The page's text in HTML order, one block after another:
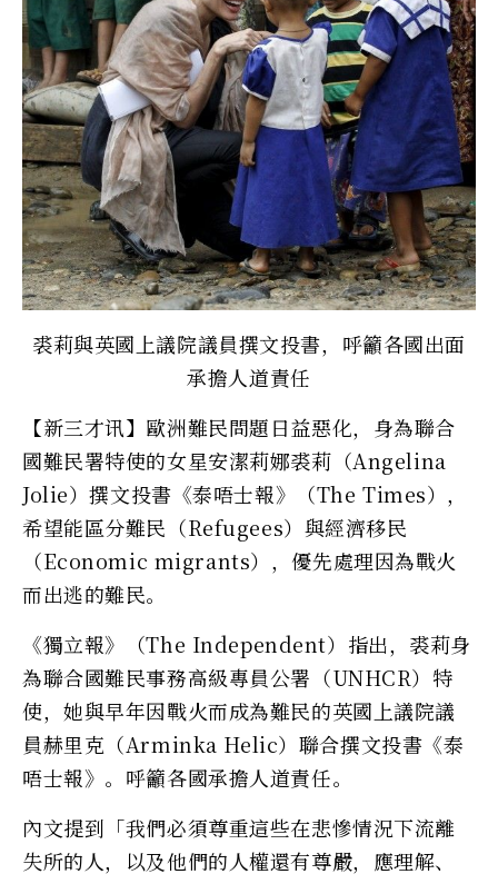
裘莉與英國上議院議員撰文投書，呼籲各國出面
承擔人道責任
【新三才讯】歐洲難民問題日益惡化，身為聯合
國難民署特使的女星安潔莉娜裘莉（Angelina
Jolie）撰文投書《泰唔士報》（The Times），
希望能區分難民（Refugees）與經濟移民
（Economic migrants），優先處理因為戰火
而出逃的難民。
《獨立報》（The Independent）指出，裘莉身
為聯合國難民事務高級專員公署（UNHCR）特
使，她與早年因戰火而成為難民的英國上議院議
員赫里克（Arminka Helic）聯合撰文投書《泰
唔士報》。呼籲各國承擔人道責任。
內文提到「我們必須尊重這些在悲慘情況下流離
失所的人，以及他們的人權還有尊嚴，應理解、